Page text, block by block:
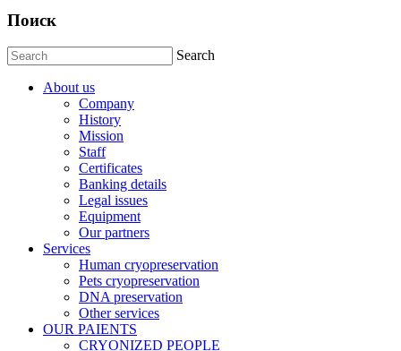
Поиск
Search
About us
Company
History
Mission
Staff
Certificates
Banking details
Legal issues
Equipment
Our partners
Services
Human cryopreservation
Pets cryopreservation
DNA preservation
Other services
OUR PAIENTS
CRYONIZED PEOPLE